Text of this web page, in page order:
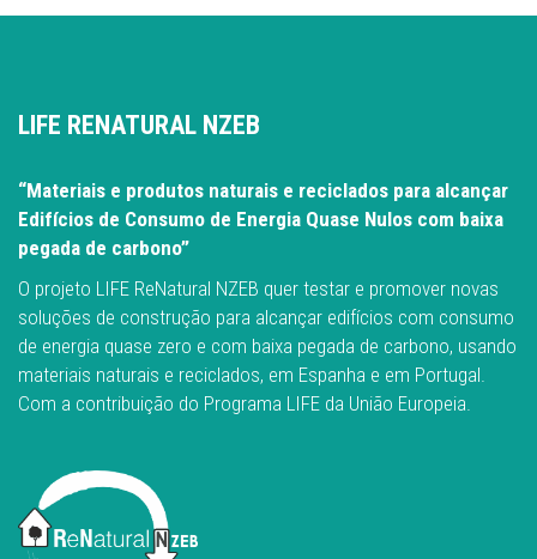
LIFE RENATURAL NZEB
“Materiais e produtos naturais e reciclados para alcançar
Edifícios de Consumo de Energia Quase Nulos com baixa
pegada de carbono”
O projeto LIFE ReNatural NZEB quer testar e promover novas
soluções de construção para alcançar edifícios com consumo
de energia quase zero e com baixa pegada de carbono, usando
materiais naturais e reciclados, em Espanha e em Portugal.
Com a contribuição do Programa LIFE da União Europeia.